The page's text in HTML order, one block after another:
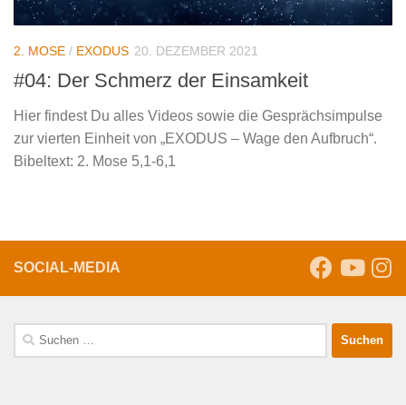
2. MOSE / EXODUS 20. DEZEMBER 2021
#04: Der Schmerz der Einsamkeit
Hier findest Du alles Videos sowie die Gesprächsimpulse
zur vierten Einheit von „EXODUS – Wage den Aufbruch“.
Bibeltext: 2. Mose 5,1-6,1
SOCIAL-MEDIA
Suche
nach: